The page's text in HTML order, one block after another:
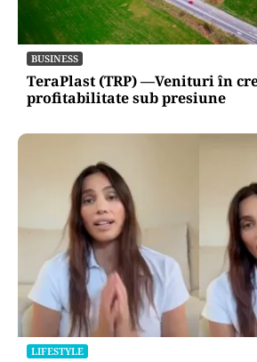
BUSINESS
TeraPlast (TRP) —Venituri în
profitabilitate sub presiune
LIFESTYLE